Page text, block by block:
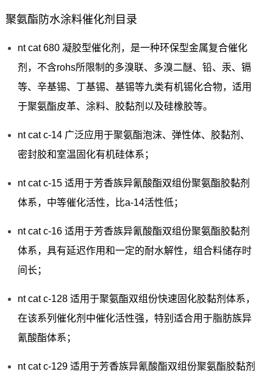
聚氨酯防水涂料催化剂目录
nt cat 680 凝胶型催化剂，是一种环保型金属复合催化
剂，不含rohs所限制的多溴联、多溴二醚、铅、汞、镉
等、辛基锡、丁基锡、基锡等九类有机锡化合物，适用
于聚氨酯皮革、涂料、胶黏剂以及硅橡胶等。
nt cat c-14 广泛应用于聚氨酯泡沫、弹性体、胶黏剂、
密封胶和室温固化有机硅体系；
nt cat c-15 适用于芳香族异氰酸酯双组份聚氨酯胶黏剂
体系，中等催化活性，比a-14活性低；
nt cat c-16 适用于芳香族异氰酸酯双组份聚氨酯胶黏剂
体系，具有延迟作用和一定的耐水解性，组合料储存时
间长；
nt cat c-128 适用于聚氨酯双组份快速固化胶黏剂体系，
在该系列催化剂中催化活性强，特别适合用于脂肪族异
氰酸酯体系；
nt cat c-129 适用于芳香族异氰酸酯双组份聚氨酯胶黏剂